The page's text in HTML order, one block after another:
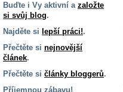
Buďte i Vy aktivní a založte
si svůj blog.
Najděte si lepší práci!.
Přečtěte si nejnovější
článek.
Přečtěte si články bloggerů.
Příjemnou zábavu!